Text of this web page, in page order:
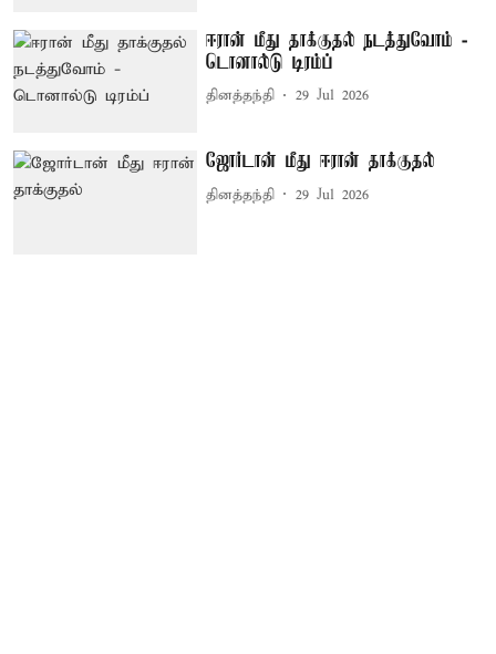
ஈரான் மீது தாக்குதல் நடத்துவோம் -
டொனால்டு டிரம்ப்
தினத்தந்தி 29 Jul 2026
ஜோர்டான் மீது ஈரான் தாக்குதல்
தினத்தந்தி 29 Jul 2026